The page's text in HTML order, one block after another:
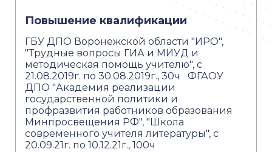
Повышение квалификации
ГБУ ДПО Воронежской области "ИРО",
"Трудные вопросы ГИА и МИУД и
методическая помощь учителю", с
21.08.2019г. по 30.08.2019г., 30ч ФГАОУ
ДПО "Академия реализации
государственной политики и
профразвития работников образования
Минпросвещения РФ", "Школа
современного учителя литературы", с
20.09.21г. по 10.12.21г., 100ч